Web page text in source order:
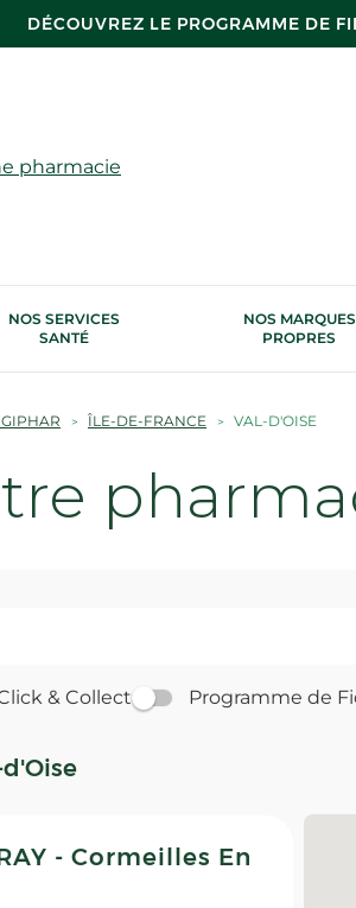
DÉCOUVREZ LE PROGRAMME DE
pharmacie
NOS SERVICES
SANTÉ
NOS MARQUES
PROPRES
ÎLE-DE-FRANCE VAL-D'OISE
& Collect Programme de
- Cormeilles En